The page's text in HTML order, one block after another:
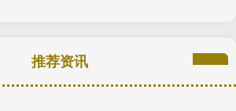
推荐资讯